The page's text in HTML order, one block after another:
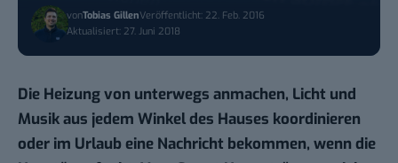
vonTobias GillenVeröffentlicht: 22. Feb. 2016
Aktualisiert: 27. Juni 2018
Die Heizung von unterwegs anmachen, Licht und
Musik aus jedem Winkel des Hauses koordinieren
oder im Urlaub eine Nachricht bekommen, wenn die